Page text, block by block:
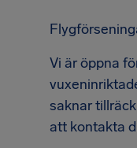
Vi är öppna
saknar
att kontakta